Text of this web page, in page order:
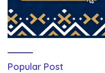
Popular Post